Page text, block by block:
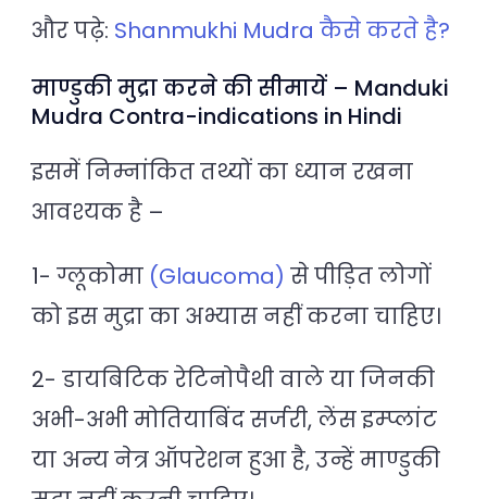
और पढ़े: Shanmukhi Mudra कैसे करते है?
माण्डुकी मुद्रा करने की सीमायें – Manduki
Mudra Contra-indications in Hindi
इसमें निम्नांकित तथ्यों का ध्यान रखना
आवश्यक है –
1- ग्लूकोमा (Glaucoma) से पीड़ित लोगों
को इस मुद्रा का अभ्यास नहीं करना चाहिए।
2- डायबिटिक रेटिनोपैथी वाले या जिनकी
अभी-अभी मोतियाबिंद सर्जरी, लेंस इम्प्लांट
या अन्य नेत्र ऑपरेशन हुआ है, उन्हें माण्डुकी